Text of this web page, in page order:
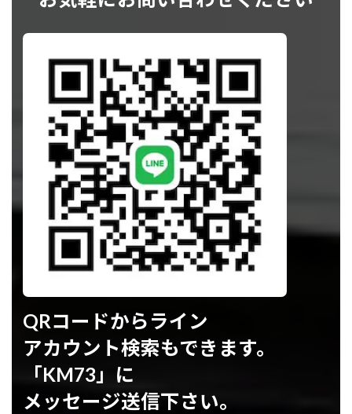
QRコードからライン
アカウント検索もできます。
「KM73」に
メッセージ送信下さい。